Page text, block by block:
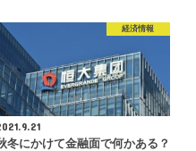
経済情報
冬にかけて金融面で何かある？